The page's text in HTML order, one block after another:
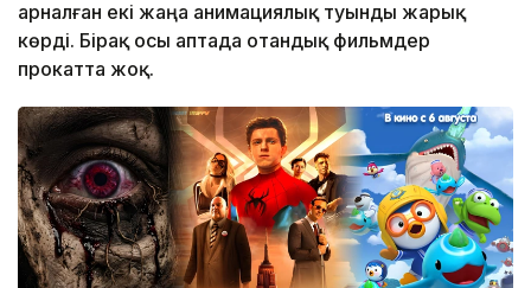
арналған екі жаңа анимациялық туынды жарық
көрді. Бірақ осы аптада отандық фильмдер
прокатта жоқ.